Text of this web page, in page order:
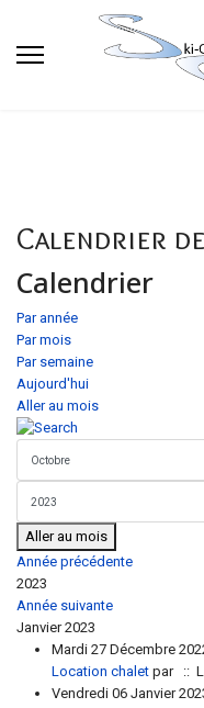
Calendrier
Calendrier
Par année
Par mois
Par semaine
Aujourd'hui
Aller au mois
Aller au mois
Année précédente
2023
Année suivante
Janvier 2023
Mardi 27 Décembre
Location chalet par
::
Vendredi 06 Janvier